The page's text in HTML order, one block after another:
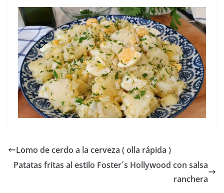
Lomo de cerdo a la cerveza ( olla rápida )
Patatas fritas al estilo Foster´s Hollywood con salsa
ranchera